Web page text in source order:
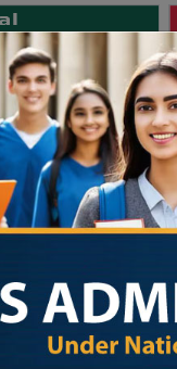
International